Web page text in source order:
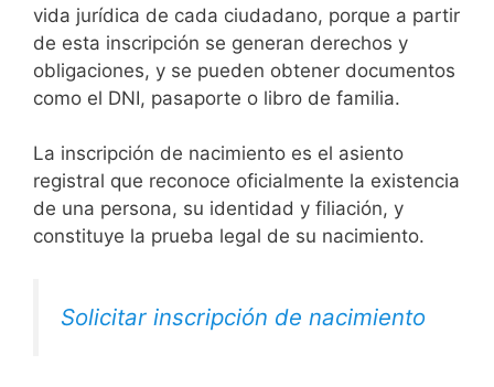
vida jurídica de cada ciudadano, porque a partir
de esta inscripción se generan derechos y
obligaciones, y se pueden obtener documentos
como el DNI, pasaporte o libro de familia.
La inscripción de nacimiento es el asiento
registral que reconoce oficialmente la existencia
de una persona, su identidad y filiación, y
constituye la prueba legal de su nacimiento.
Solicitar inscripción de nacimiento